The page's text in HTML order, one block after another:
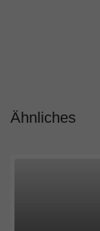
Ähnliches